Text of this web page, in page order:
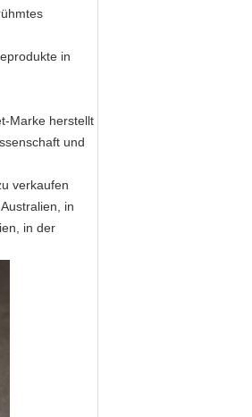
in
Marke herstellt
und
verkaufen
in
in der